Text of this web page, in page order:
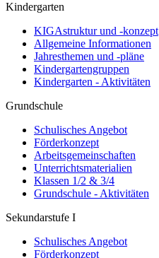
Kindergarten
KIGAstruktur und -konzept
Allgemeine Informationen
Jahresthemen und -pläne
Kindergartengruppen
Kindergarten - Aktivitäten
Grundschule
Schulisches Angebot
Förderkonzept
Arbeitsgemeinschaften
Unterrichtsmaterialien
Klassen 1/2 & 3/4
Grundschule - Aktivitäten
Sekundarstufe I
Schulisches Angebot
Förderkonzept